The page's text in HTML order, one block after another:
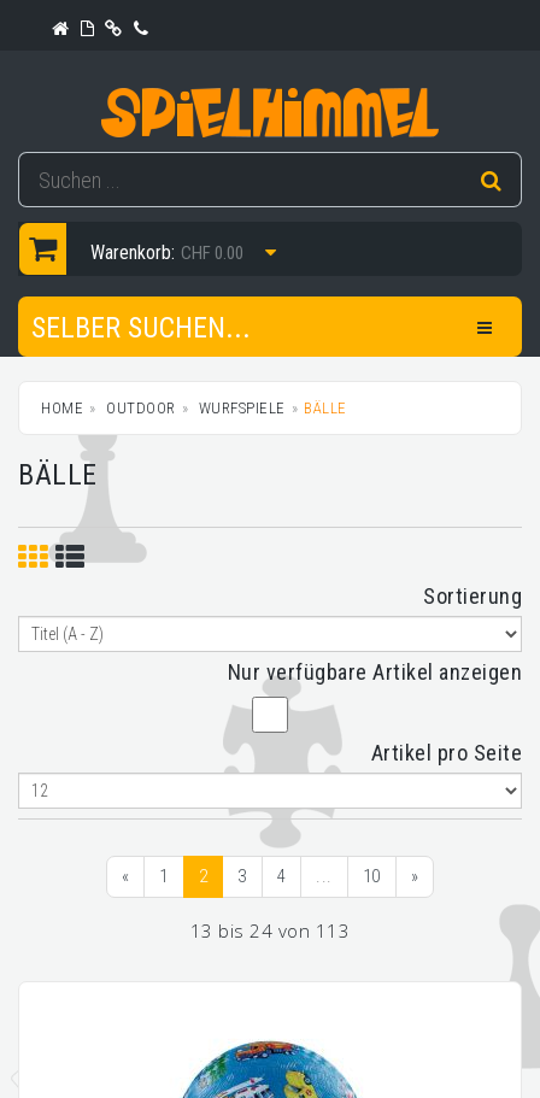
Warenkorb: CHF 0.00
SELBER SUCHEN...
HOME OUTDOOR WURFSPIELE BÄLLE
BÄLLE
Sortierung
Nur verfügbare Artikel anzeigen
Artikel pro Seite
« 1 2 3 4 ... 10 »
13 bis 24 von 113